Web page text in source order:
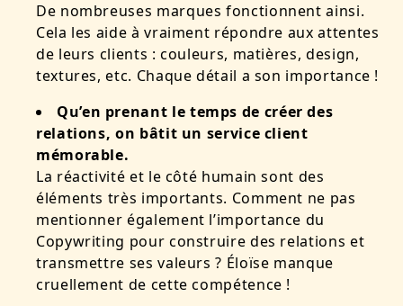
De nombreuses marques fonctionnent ainsi.
Cela les aide àvraiment répondre aux attentes
de leurs clients : couleurs, matières, design,
textures, etc. Chaque détail a son importance !
Qu’en prenant le temps de créer des
relations, on bâtit un service client
mémorable.
La réactivité et le côté humain sont des
éléments très importants. Comment ne pas
mentionner également l’importance du
Copywriting pour construire des relations et
transmettre ses valeurs ? Éloïse manque
cruellement de cette compétence !